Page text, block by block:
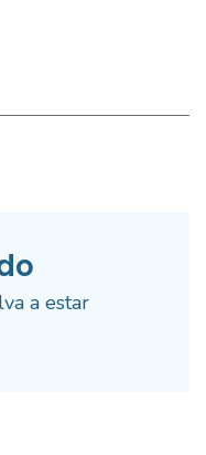
a estar